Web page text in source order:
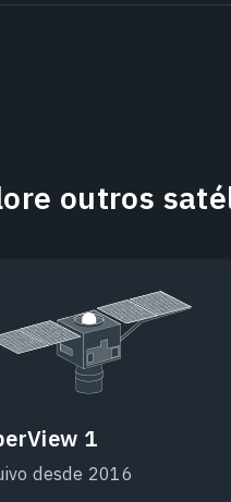
outros
1
desde 2016